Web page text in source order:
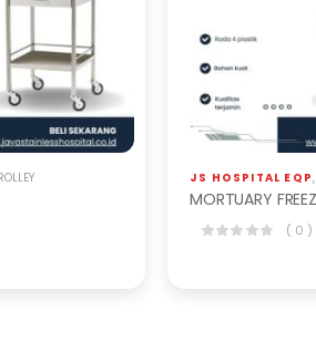
JS HOSPITAL EQP,
( 0 )